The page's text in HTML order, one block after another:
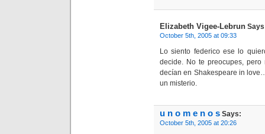
Elizabeth Vigee-Lebrun
October 5th, 2005 at 09:33
Lo siento federico ese lo
decide. No te preocupes,
decían en Shakespeare in
un misterio.
u n o m e n o s Says:
October 5th, 2005 at 20:26